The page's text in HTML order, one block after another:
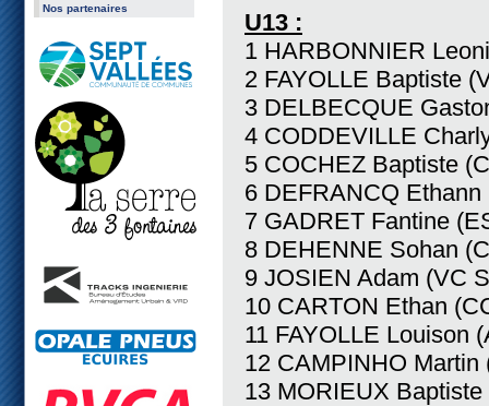
Nos partenaires
U13 :
1 HARBONNIER
2 FAYOLLE Baptiste
3 DELBECQUE
4 CODDEVILLE
5 COCHEZ Baptiste
6 DEFRANCQ
7 GADRET Fantine
8 DEHENNE Sohan
9 JOSIEN Adam (VC
10 CARTON Ethan
11 FAYOLLE Louison
12 CAMPINHO Martin
13 MORIEUX